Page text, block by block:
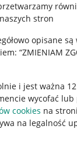
stron
opisane
“ZMIENIAM
i jest ważna
wycofać
cookies na
na legalność
akceptację